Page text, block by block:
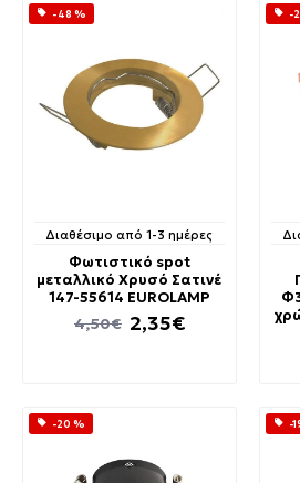
-48 %
Διαθέσιμο από 1-3 ημέρες
Φωτιστικό spot
μεταλλικό Xρυσό Σατινέ
147-55614 EUROLAMP
2,35€
4,50€
-
-20 % -